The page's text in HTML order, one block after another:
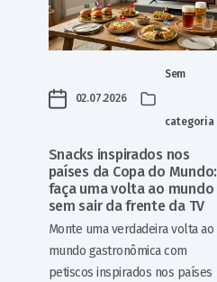
02.07.2026
Sem
categoria
Snacks inspirados nos
países da Copa do Mundo:
faça uma volta ao mundo
sem sair da frente da TV
Monte uma verdadeira volta ao
mundo gastronômica com
petiscos inspirados nos países